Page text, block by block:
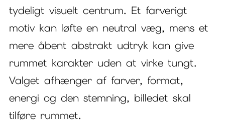
tydeligt visuelt centrum. Et farverigt
motiv kan løfte en neutral væg, mens et
mere åbent abstrakt udtryk kan give
rummet karakter uden at virke tungt.
Valget afhænger af farver, format,
energi og den stemning, billedet skal
tilføre rummet.